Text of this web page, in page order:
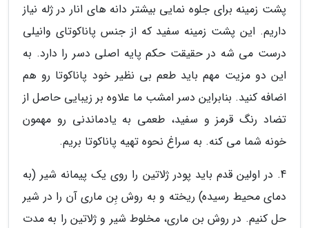
پشت زمینه برای جلوه نمایی بیشتر دانه های انار در ژله نیاز
داریم. این پشت زمینه سفید که از جنس پاناکوتای وانیلی
درست می شه در حقیقت حکم پایه اصلی دسر را دارد. به
این دو مزیت مهم باید طعم بی نظیر خود پاناکوتا رو هم
اضافه کنید. بنابراین دسر امشب ما علاوه بر زیبایی حاصل از
تضاد رنگ قرمز و سفید، طعمی به یادماندنی رو مهمون
خونه شما می کنه. به سراغ نحوه تهیه پاناکوتا بریم.
4. در اولین قدم باید پودر ژلاتین را روی یک پیمانه شیر (به
دمای محیط رسیده) ریخته و به روش بِن ماری آن را در شیر
حل کنیم. در روش بن ماری، مخلوط شیر و ژلاتین را به مدت